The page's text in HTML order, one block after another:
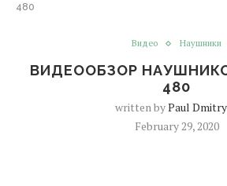
480
Видео Наушники
ВИДЕООБЗОР
480
written byPaul
February 29, 2020